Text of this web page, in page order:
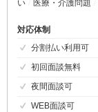
い
医療・介護問題
対応体制
分割払い利用可
初回面談無料
夜間面談可
WEB面談可